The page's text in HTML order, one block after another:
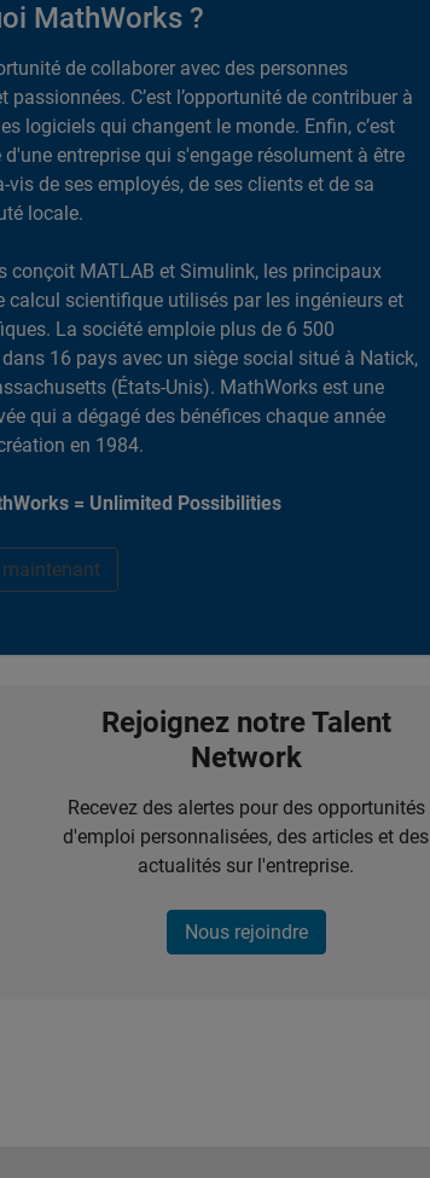
MathWorks ?
de collaborer avec des personnes
passionnées. C’est l’opportunité de contribuer à
logiciels qui changent le monde. Enfin, c’est
entreprise qui s'engage résolument à être
vis de ses employés, de ses clients et de sa
locale.
conçoit MATLAB et Simulink, les principaux
calcul scientifique utilisés par les ingénieurs et
La société emploie plus de 6 500
16 pays avec un siège social situé à Natick,
(États-Unis). MathWorks est une
qui a dégagé des bénéfices chaque année
en 1984.
= Unlimited Possibilities
Rejoignez notre Talent
Network
Recevez des alertes pour des opportunités
d'emploi personnalisées, des articles et des
actualités sur l'entreprise.
Nous rejoindre